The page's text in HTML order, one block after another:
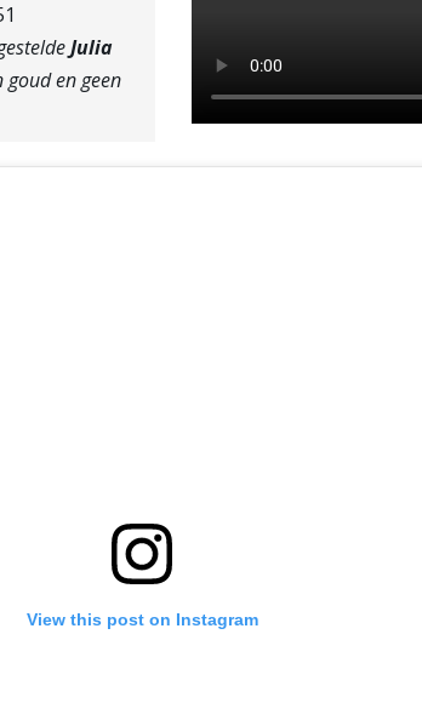
Julia
goud en geen
View this post on Instagram